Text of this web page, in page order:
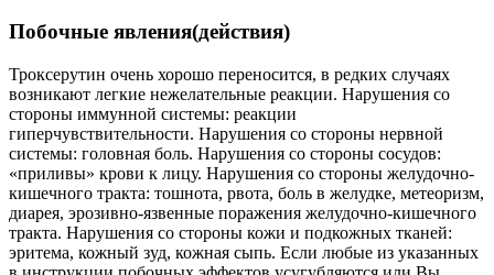
Побочные явления(действия)
Троксерутин очень хорошо переносится, в редких случаях
возникают легкие нежелательные реакции. Нарушения со
стороны иммунной системы: реакции
гиперчувствительности. Нарушения со стороны нервной
системы: головная боль. Нарушения со стороны сосудов:
«приливы» крови к лицу. Нарушения со стороны желудочно-
кишечного тракта: тошнота, рвота, боль в желудке, метеоризм,
диарея, эрозивно-язвенные поражения желудочно-кишечного
тракта. Нарушения со стороны кожи и подкожных тканей:
эритема, кожный зуд, кожная сыпь. Если любые из указанных